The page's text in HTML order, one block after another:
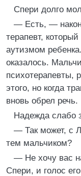
Спери долго
— Есть, —
терапевт,
аутизмом
оказалось.
психотерапевты,
этого, но когда
вновь обрел речь.
Надежда слабо
— Так может, с
тем мальчиком?
— Не хочу вас
Спери, и голос